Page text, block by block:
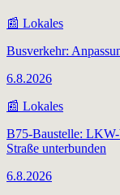
📰 Lokales
Busverkehr:
6.8.2026
📰 Lokales
B75-Baustelle:
Straße unterbunden
6.8.2026